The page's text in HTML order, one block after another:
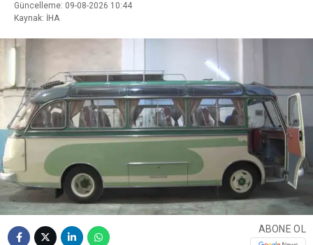
Güncelleme: 09-08-2026 10:44
Kaynak: İHA
ABONE OL